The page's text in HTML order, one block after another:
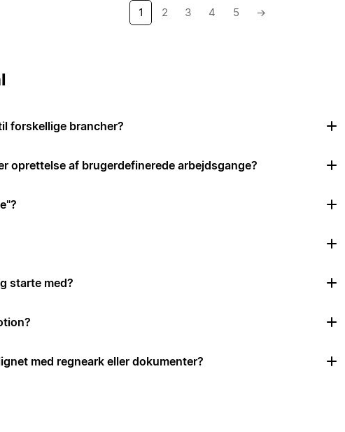
1 2 3 4 5 →
forskellige brancher?
af brugerdefinerede arbejdsgange?
starte med?
med regneark eller dokumenter?